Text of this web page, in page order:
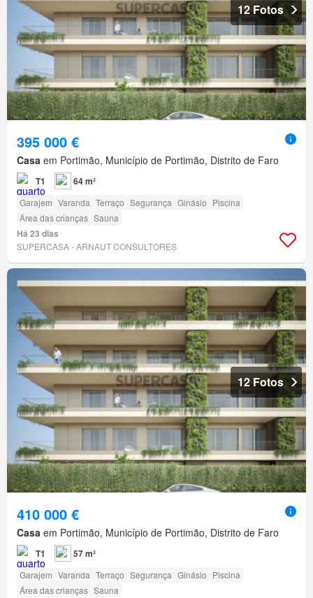
12 Fotos
395 000 €
Casa em Portimão, Município de Portimão, Distrito de Faro
T1 64 m²
Garajem Varanda Terraço Segurança Ginásio Piscina
Área das crianças Sauna
Há 23 dias
SUPERCASA - ARNAUT CONSULTORES
12 Fotos
410 000 €
Casa em Portimão, Município de Portimão, Distrito de Faro
T1 57 m²
Garajem Varanda Terraço Segurança Ginásio Piscina
Área das crianças Sauna